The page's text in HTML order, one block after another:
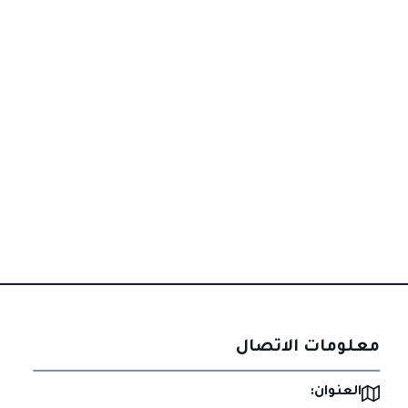
معلومات الاتصال
العنوان: